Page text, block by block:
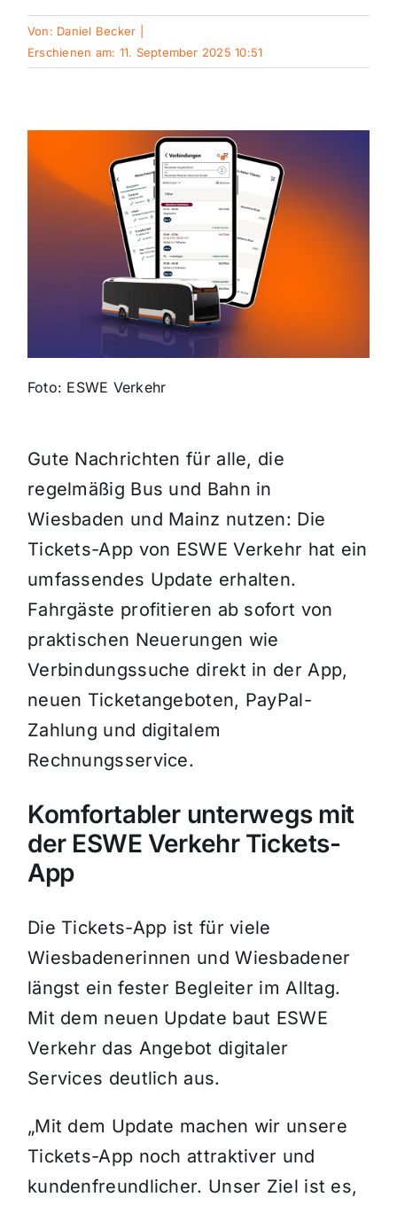
Galerie
Polizeimeldungen
Themen und Termine
Gewinnspiele
Von: Daniel Becker
Erschienen am: 11. September 2025 10:51
Foto: ESWE Verkehr
Gute Nachrichten für alle, die
regelmäßig Bus und Bahn in
Wiesbaden und Mainz nutzen: Die
Tickets-App von ESWE Verkehr hat ein
umfassendes Update erhalten.
Fahrgäste profitieren ab sofort von
praktischen Neuerungen wie
Verbindungssuche direkt in der App,
neuen Ticketangeboten, PayPal-
Zahlung und digitalem
Rechnungsservice.
Komfortabler unterwegs mit
der ESWE Verkehr Tickets-
App
Die Tickets-App ist für viele
Wiesbadenerinnen und Wiesbadener
längst ein fester Begleiter im Alltag.
Mit dem neuen Update baut ESWE
Verkehr das Angebot digitaler
Services deutlich aus.
„Mit dem Update machen wir unsere
Tickets-App noch attraktiver und
kundenfreundlicher. Unser Ziel ist es,